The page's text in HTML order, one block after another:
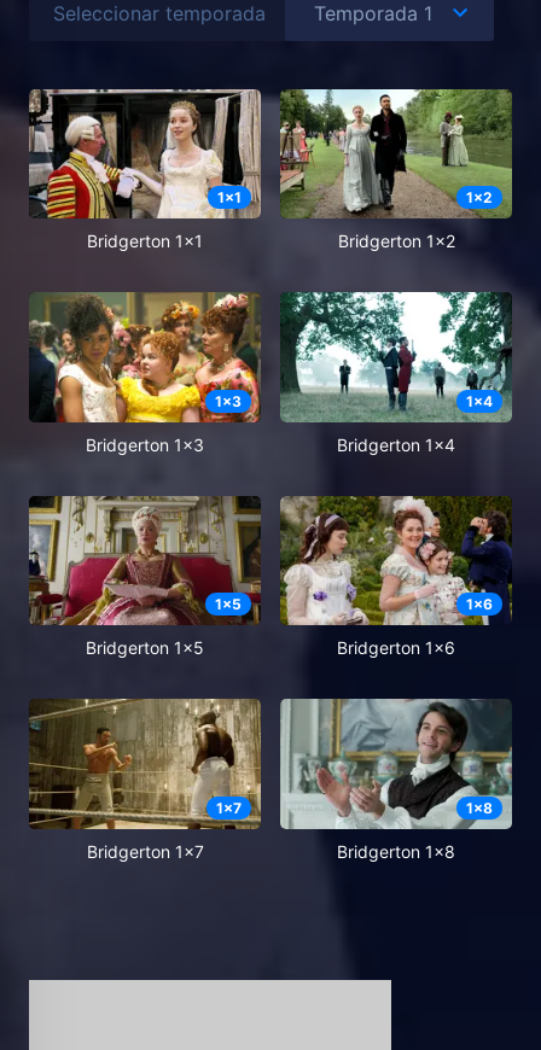
Seleccionar temporada
1x1
Bridgerton 1x1
1x2
Bridgerton 1x2
1x3
Bridgerton 1x3
1x4
Bridgerton 1x4
1x5
Bridgerton 1x5
1x6
Bridgerton 1x6
1x7
Bridgerton 1x7
1x8
Bridgerton 1x8